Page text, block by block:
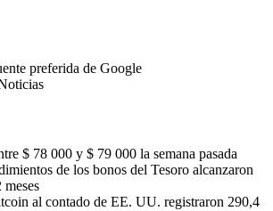
$ 78 000 y $ 79 000 la semana pasada
de los bonos del Tesoro alcanzaron
al contado de EE. UU. registraron 290,4